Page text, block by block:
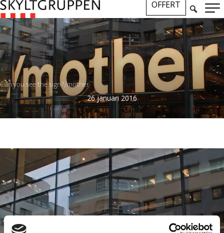
OFFERT
Can you see the sign?/mother
26 januari 2016